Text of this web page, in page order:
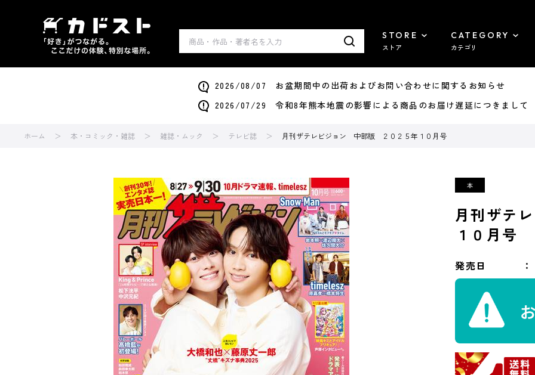
STORE
ストア
CATEGORY
カテゴリ
2026/08/07 お盆期間中の出荷およびお問い合わせに関するお知らせ
2026/07/29 令和8年熊本地震の影響による商品のお届け遅延につきまして
ホーム 本・コミック・雑誌 雑誌・ムック テレビ誌 月刊ザテレビジョン 中部版 ２０２５年１０月号
月刊ザテ
１０月号
発売日